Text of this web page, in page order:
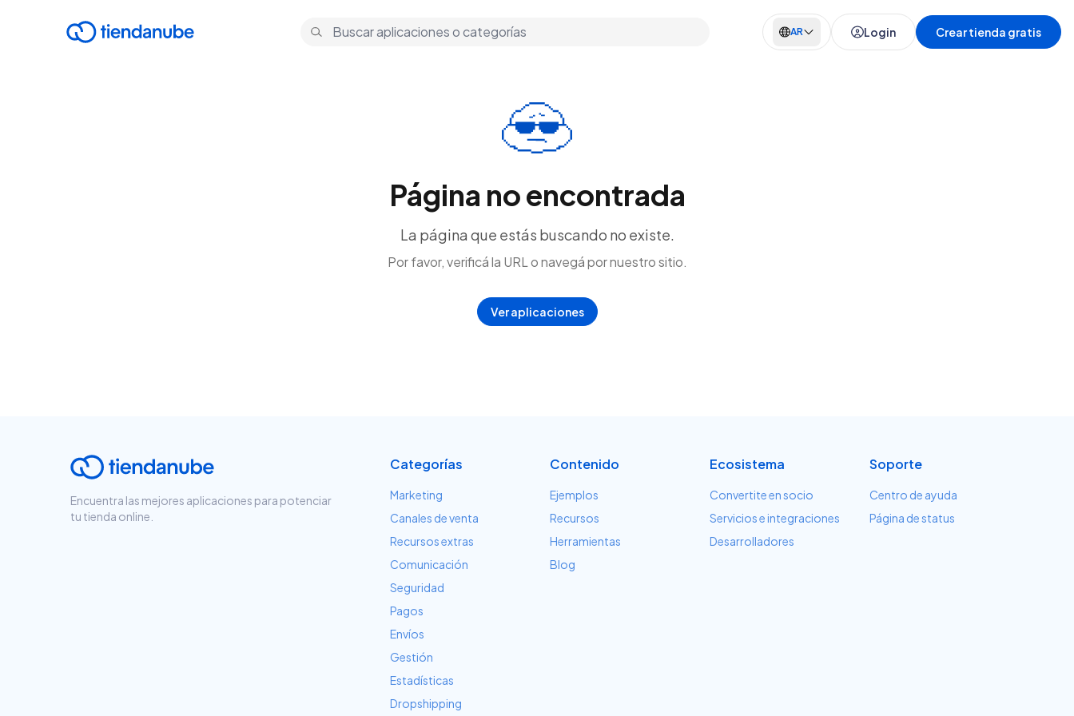
AR Login Crear tienda gratis
Página no encontrada
La página que estás buscando no existe.
Por favor, verificá la URL o navegá por nuestro sitio.
Ver aplicaciones
Encuentra las mejores aplicaciones para potenciar
tu tienda online.
Categorías
Marketing
Canales de venta
Recursos extras
Comunicación
Seguridad
Pagos
Envíos
Gestión
Estadísticas
Dropshipping
Contenido
Ejemplos
Recursos
Herramientas
Blog
Ecosistema
Convertite en socio
Servicios e integraciones
Desarrolladores
Soporte
Centro de ayuda
Página de status